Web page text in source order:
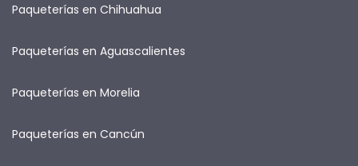
Paqueterías en Chihuahua
Paqueterías en Aguascalientes
Paqueterías en Morelia
Paqueterías en Cancún